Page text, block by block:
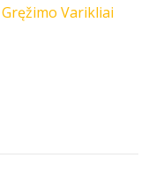
Gręžimo Varikliai